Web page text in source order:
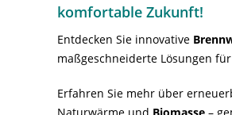
komfortable Zukunft!
Entdecken Sie innovative
maßgeschneiderte Lösungen
Erfahren Sie mehr über
Naturwärme und Biomasse –